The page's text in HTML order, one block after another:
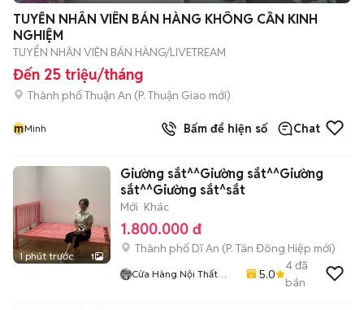
TUYỂN NHÂN VIÊN BÁN HÀNG KHÔNG CẦN KINH
NGHIỆM
TUYỂN NHÂN VIÊN BÁN HÀNG/LIVETREAM
Đến 25 triệu/tháng
Thành phố Thuận An (P. Thuận Giao mới)
mMinh Bấm để hiện số Chat
1 phút trước 1
Giường sắt^^Giường sắt^^Giường
sắt^^Giường sắt^sắt
Mới Khác
1.800.000 đ
Thành phố Dĩ An (P. Tân Đông Hiệp mới)
Cửa Hàng Nội Thất
5.0
4đã
bán